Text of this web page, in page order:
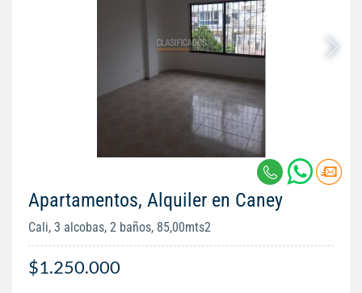
Apartamentos, Alquiler en Caney
Cali, 3 alcobas, 2 baños, 85,00mts2
$1.250.000